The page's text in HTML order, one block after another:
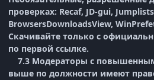
проверках: Recaf, JD-gui,
BrowsersDownloadsView,
Скачивайте только с
по первой ссылке.
7.3 Модераторы с
выше по должности имеют